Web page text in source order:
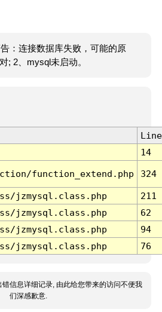
：连接数据库失败，可能的原
; 2、mysql未启动。
Line
14
function_extend.php 324
jzmysql.class.php
211
jzmysql.class.php
62
jzmysql.class.php
94
jzmysql.class.php 76
错信息详细记录, 由此给您带来的访问不便我
们深感歉意.